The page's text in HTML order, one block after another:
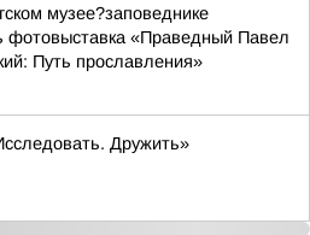
музее?заповеднике
фотовыставка «Праведный Павел
Путь прославления»
Дружить»